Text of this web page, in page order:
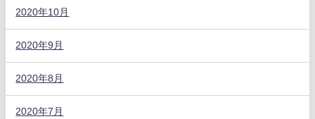
2020年10月
2020年9月
2020年8月
2020年7月